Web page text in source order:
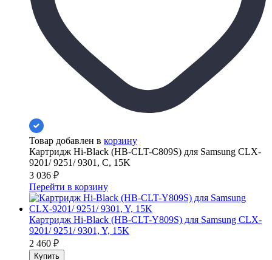
Товар добавлен в корзину
Картридж Hi-Black (HB-CLT-C809S) для Samsung CLX-
9201/ 9251/ 9301, C, 15K
3 036 ₽
Перейти в корзину
Картридж Hi-Black (HB-CLT-Y809S) для Samsung CLX-
9201/ 9251/ 9301, Y, 15K
2 460 ₽